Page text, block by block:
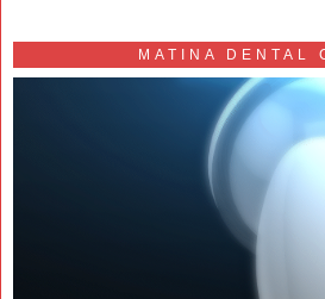
MATINA DENTAL